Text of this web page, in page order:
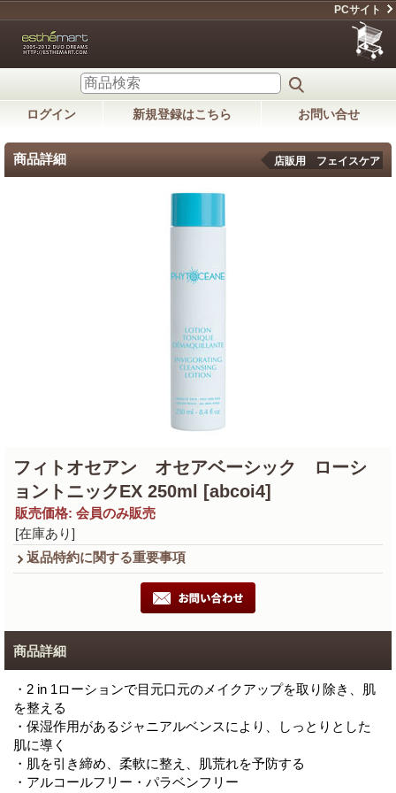
PCサイト
ログイン 新規登録はこちら お問い合せ
商品詳細 店販用 フェイスケア
フィトオセアン オセアベーシック ローシ
ョントニックEX 250ml [abcoi4]
販売価格: 会員のみ販売
[在庫あり]
返品特約に関する重要事項
商品詳細
・2 in 1ローションで目元口元のメイクアップを取り除き、肌
を整える
・保湿作用があるジャニアルベンスにより、しっとりとした
肌に導く
・肌を引き締め、柔軟に整え、肌荒れを予防する
・アルコールフリー・パラベンフリー